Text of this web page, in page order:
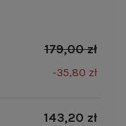
179,00 zł
-35,80 zł
143,20 zł